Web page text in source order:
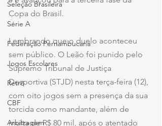
Seleção Brasileira
Série A
Federação Pernambucana
Jogos Escolares
Retrô
CBF
Arbitragem
Copa do Brasil.
Lembrando que o duelo aconteceu
sem público. O Leão foi punido pelo
Supremo Tribunal de Justiça
Desportiva (STJD) nesta terça-feira (12),
com oito jogos sem a presença da sua
torcida como mandante, além de
multa de R$ 80 mil, após o atentado